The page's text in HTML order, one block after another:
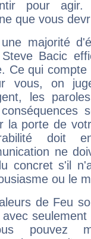
pour agir.
que vous
majorité
Bacic
Ce qui
vous, on
les
conséquences
la porte de
doit
ne
concret s'il
ou le
de Feu
avec
pouvez